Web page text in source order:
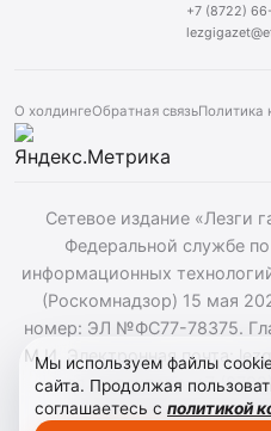
+7 (8722)
О холдингеОбратная связьПолитика
Сетевое издание «Лезги
Федеральной службе
информационных
(Роскомнадзор) 15 мая
номер: ЭЛ №ФС77-78375.
М.И. Электронная почта:
гл. редактора: +7
ГОСУДАРСТВЕННОЕ
Мы используем файлы
сайта. Продолжая
соглашаетесь с политикой